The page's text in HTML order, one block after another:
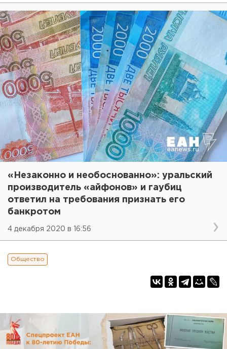
«Незаконно и необоснованно»: уральский
производитель «айфонов» и гаубиц
ответил на требования признать его
банкротом
4 декабря 2020 в 16:56
Общество